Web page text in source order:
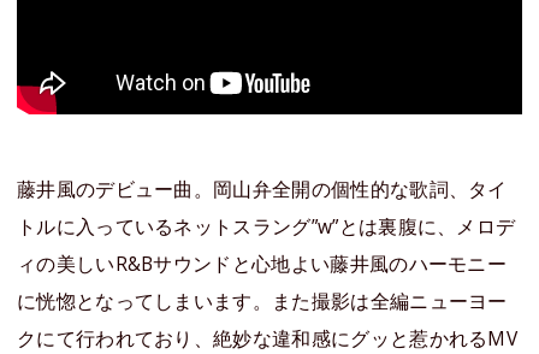
藤井風のデビュー曲。岡山弁全開の個性的な歌詞、タイ
トルに入っているネットスラング”w”とは裏腹に、メロデ
ィの美しいR&Bサウンドと心地よい藤井風のハーモニー
に恍惚となってしまいます。また撮影は全編ニューヨー
クにて行われており、絶妙な違和感にグッと惹かれるMV